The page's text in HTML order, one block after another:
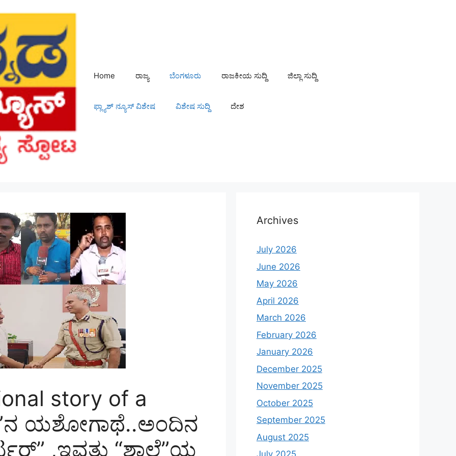
Home ರಾಜ್ಯ ಬೆಂಗಳೂರು ರಾಜಕೀಯ ಸುದ್ದಿ ಜಿಲ್ಲಾ ಸುದ್ದಿ
ಫ್ಲ್ಯಾಶ್ ನ್ಯೂಸ್ ವಿಶೇಷ ವಿಶೇಷ ಸುದ್ದಿ ದೇಶ
story of a
ಯಶೋಗಾಥೆ..ಅಂದಿನ
,ಇವತ್ತು “ಶಾಲೆ”ಯ
Archives
July 2026
June 2026
May 2026
April 2026
March 2026
February 2026
January 2026
December 2025
November 2025
October 2025
September 2025
August 2025